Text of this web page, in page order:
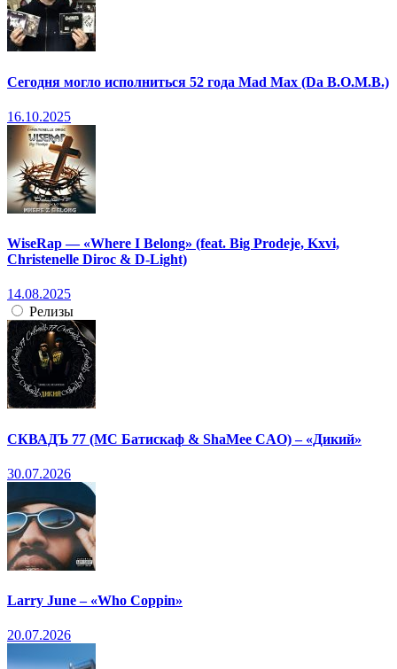
Сегодня могло исполниться 52 года Mad Max (Da B.O.M.B.)
16.10.2025
WiseRap — «Where I Belong» (feat. Big Prodeje, Kxvi,
Christenelle Diroc & D-Light)
14.08.2025
Релизы
СКВАДЪ 77 (МС Батискаф & ShaMee CAO) – «Дикий»
30.07.2026
Larry June – «Who Coppin»
20.07.2026